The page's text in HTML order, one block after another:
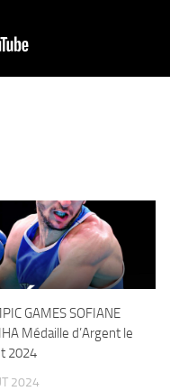
GAMES SOFIANE
Médaille d’Argent le
2024
2024